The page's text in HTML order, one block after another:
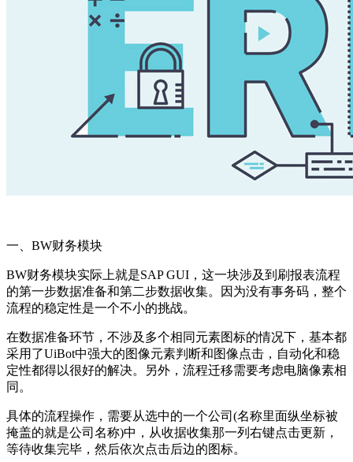
一、BW财务模块
BW财务模块实际上就是SAP GUI，这一块涉及到刷报表流程
的第一步数据准备和第二步数据收集。因为没有事务码，整个
流程的稳定性是一个不小的挑战。
在数据准备环节，不涉及多个相同元素图标的情况下，基本都
采用了UiBot中强大的图像元素判断和图像点击，自动化和稳
定性都得以很好的解决。另外，流程迁移需要考虑电脑像素相
同。
具体的流程操作，需要从选中的一个公司(名称里面纵坐标被
掩盖的就是公司名称)中，从收据收集那一列右键点击更新，
等待收集完毕，然后依次点击后边的图标。